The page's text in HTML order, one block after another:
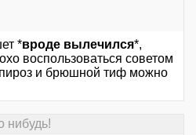
*вроде вылечился*,
воспользоваться советом
и брюшной тиф можно
нибудь!